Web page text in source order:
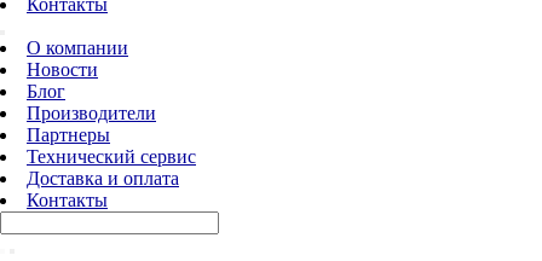
Контакты
О компании
Новости
Блог
Производители
Партнеры
Технический сервис
Доставка и оплата
Контакты